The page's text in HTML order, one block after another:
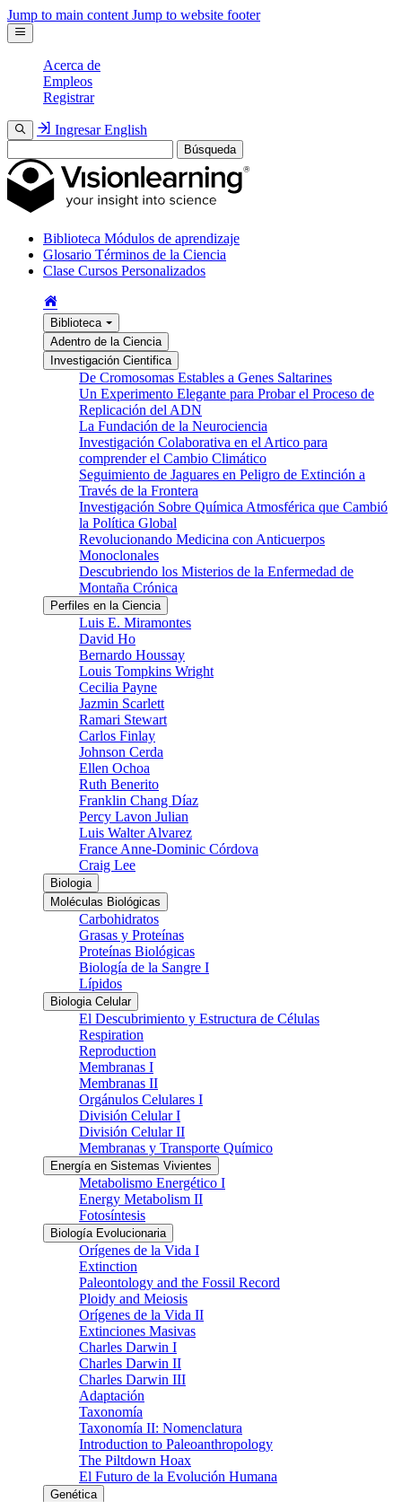
Jump to main content Jump to website footer
Acerca de
Empleos
Registrar
Ingresar English
Búsqueda
Biblioteca Módulos de aprendizaje
Glosario Términos de la Ciencia
Clase Cursos Personalizados
Biblioteca
Adentro de la Ciencia
Investigación Cientifica
De Cromosomas Estables a Genes Saltarines
Un Experimento Elegante para Probar el Proceso de
Replicación del ADN
La Fundación de la Neurociencia
Investigación Colaborativa en el Artico para
comprender el Cambio Climático
Seguimiento de Jaguares en Peligro de Extinción a
Través de la Frontera
Investigación Sobre Química Atmosférica que Cambió
la Política Global
Revolucionando Medicina con Anticuerpos
Monoclonales
Descubriendo los Misterios de la Enfermedad de
Montaña Crónica
Perfiles en la Ciencia
Luis E. Miramontes
David Ho
Bernardo Houssay
Louis Tompkins Wright
Cecilia Payne
Jazmin Scarlett
Ramari Stewart
Carlos Finlay
Johnson Cerda
Ellen Ochoa
Ruth Benerito
Franklin Chang Díaz
Percy Lavon Julian
Luis Walter Alvarez
France Anne-Dominic Córdova
Craig Lee
Biologia
Moléculas Biológicas
Carbohidratos
Grasas y Proteínas
Proteínas Biológicas
Biología de la Sangre I
Lípidos
Biologia Celular
El Descubrimiento y Estructura de Células
Respiration
Reproduction
Membranas I
Membranas II
Orgánulos Celulares I
División Celular I
División Celular II
Membranas y Transporte Químico
Energía en Sistemas Vivientes
Metabolismo Energético I
Energy Metabolism II
Fotosíntesis
Biología Evolucionaria
Orígenes de la Vida I
Extinction
Paleontology and the Fossil Record
Ploidy and Meiosis
Orígenes de la Vida II
Extinciones Masivas
Charles Darwin I
Charles Darwin II
Charles Darwin III
Adaptación
Taxonomía
Taxonomía II: Nomenclatura
Introduction to Paleoanthropology
The Piltdown Hoax
El Futuro de la Evolución Humana
Genética